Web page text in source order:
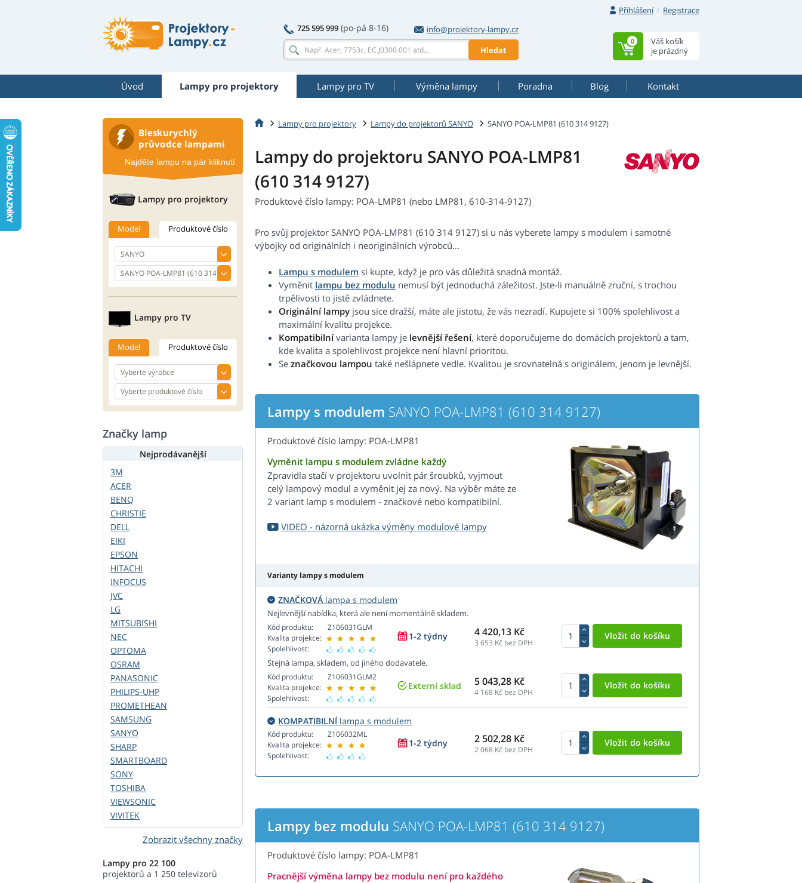
Přihlášení
Registrace
725 595 999 (po-pá 8-16)
info@projektory-lampy.cz
Hledat
Váš košík
je prázdný
0
Úvod Lampy pro projektory Lampy pro TV Výměna lampy Poradna Blog Kontakt
Lampy pro projektory Lampy do projektorů SANYO SANYO POA-LMP81 (610 314 9127)
Lampy do projektoru SANYO POA-LMP81
(610 314 9127)
Produktové číslo lampy: POA-LMP81 (nebo LMP81, 610-314-9127)
Pro svůj projektor SANYO POA-LMP81 (610 314 9127) si u nás vyberete lampy s modulem i samotné
výbojky od originálních i neoriginálních výrobců...
Lampu s modulem si kupte, když je pro vás důležitá snadná montáž.
Vyměnit lampu bez modulu nemusí být jednoduchá záležitost. Jste-li manuálně zruční, s trochou
trpělivosti to jistě zvládnete.
Originální lampy jsou sice dražší, máte ale jistotu, že vás nezradí. Kupujete si 100% spolehlivost a
maximální kvalitu projekce.
Kompatibilnívarianta lampy je levnější řešení, které doporučujeme do domácích projektorů a tam,
kde kvalita a spolehlivost projekce není hlavní prioritou.
Se značkovou lampou také nešlápnete vedle. Kvalitou je srovnatelná s originálem, jenom je levnější.
Lampy s modulem SANYO POA-LMP81 (610 314 9127)
Produktové číslo lampy: POA-LMP81
Vyměnit lampu s modulem zvládne každý
Zpravidla stačí v projektoru uvolnit pár šroubků, vyjmout
celý lampový modul a vyměnit jej za nový. Na výběr máte ze
2 variant lamp s modulem - značkové nebo kompatibilní.
VIDEO - názorná ukázka výměny modulové lampy
Varianty lampy s modulem
ZNAČKOVÁ lampa s modulem
Nejlevnější nabídka, která ale není momentálně skladem.
Kód produktu:
Kvalita projekce:
Spolehlivost:
Z106031GLM
1-2 týdny 4 420,13 Kč
3 653 Kč bez DPH
Stejná lampa, skladem, od jiného dodavatele.
Kód produktu:
Kvalita projekce:
Spolehlivost:
Z106031GLM2
Externí sklad 5 043,28 Kč
4 168 Kč bez DPH
KOMPATIBILNÍlampa s modulem
Kód produktu:
Kvalita projekce:
Spolehlivost:
Z106032ML
1-2 týdny 2 502,28 Kč
2 068 Kč bez DPH
Lampy bez modulu SANYO POA-LMP81 (610 314 9127)
Produktové číslo lampy: POA-LMP81
Pracnější výměna lampy bez modulu není pro každého
Bleskurychlý
průvodce lampami
Najděte lampu na pár kliknutí
Lampy pro projektory
Model Produktové číslo
Lampy pro TV
Model Produktové číslo
Značky lamp
Nejprodávanější
3M
ACER
BENQ
CHRISTIE
DELL
EIKI
EPSON
HITACHI
INFOCUS
JVC
LG
MITSUBISHI
NEC
OPTOMA
OSRAM
PANASONIC
PHILIPS-UHP
PROMETHEAN
SAMSUNG
SANYO
SHARP
SMARTBOARD
SONY
TOSHIBA
VIEWSONIC
VIVITEK
Zobrazit všechny značky
Lampy pro 22 100
projektorů a 1 250 televizorů